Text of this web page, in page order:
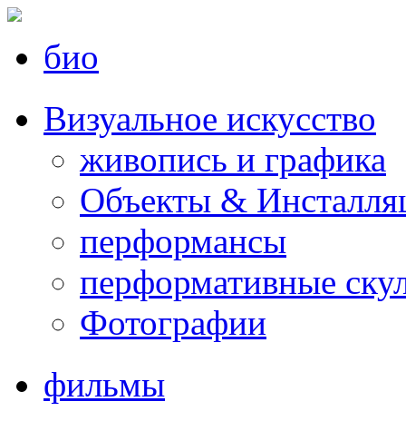
био
.
Визуальное искусство
живопись и графика
Объекты &
перформансы
перформативные
Фотографии
.
фильмы